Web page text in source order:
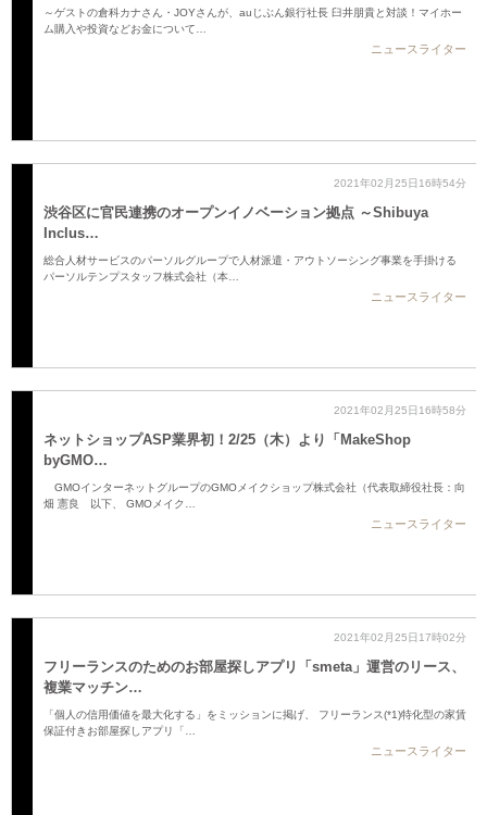
～ゲストの倉科カナさん・JOYさんが、auじぶん銀行社長 臼井朋貴と対談！マイホー
ム購入や投資などお金について…
ニュースライター
2021年02月25日16時54分
渋谷区に官民連携のオープンイノベーション拠点 ～Shibuya
Inclus…
総合人材サービスのパーソルグループで人材派遣・アウトソーシング事業を手掛ける
パーソルテンプスタッフ株式会社（本…
ニュースライター
2021年02月25日16時58分
ネットショップASP業界初！2/25（木）より「MakeShop
byGMO…
GMOインターネットグループのGMOメイクショップ株式会社（代表取締役社長：向
畑 憲良 以下、 GMOメイク…
ニュースライター
2021年02月25日17時02分
フリーランスのためのお部屋探しアプリ「smeta」運営のリース、
複業マッチン…
「個人の信用価値を最大化する」をミッションに掲げ、 フリーランス(*1)特化型の家賃
保証付きお部屋探しアプリ「…
ニュースライター